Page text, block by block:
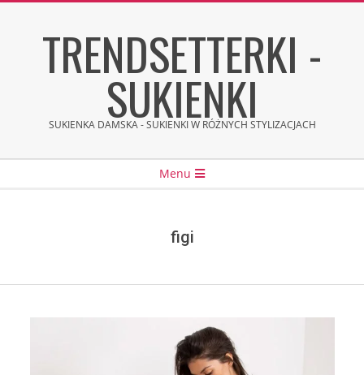
TRENDSETTERKI -
SUKIENKI
SUKIENKA DAMSKA - SUKIENKI W RÓŻNYCH STYLIZACJACH
Menu
figi